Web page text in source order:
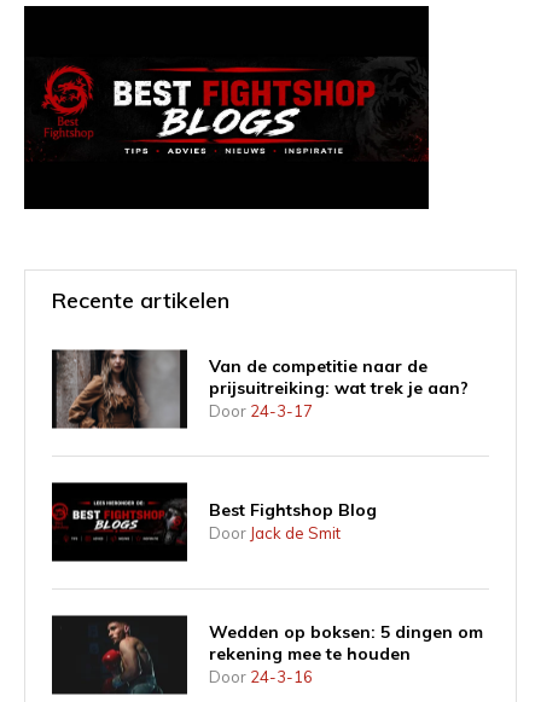
Recente artikelen
Van de competitie naar de
prijsuitreiking: wat trek je aan?
Door 24-3-17
Best Fightshop Blog
Door Jack de Smit
Wedden op boksen: 5 dingen om
rekening mee te houden
Door 24-3-16